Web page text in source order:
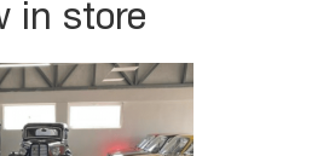
in store